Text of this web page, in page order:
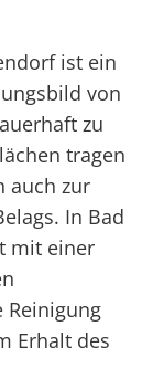
ist ein
von
zu
tragen
auch zur
In Bad
mit einer
Reinigung
Erhalt des